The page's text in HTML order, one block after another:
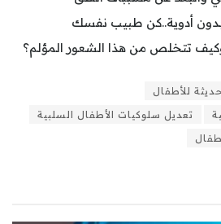
بدون أدوية..كن طبيب نفسك
وكيف تتخلص من هذا الشعور المؤلم؟
للأطفال
تعديل سلوكيات الأطفال السلبية